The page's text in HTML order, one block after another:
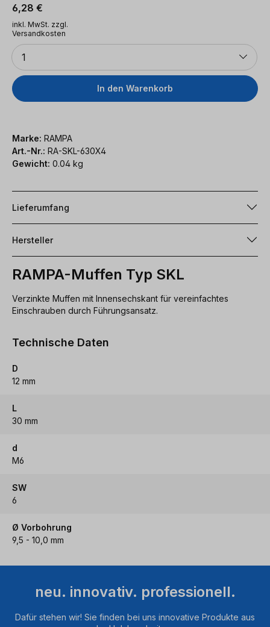
Regulärer Preis:
6,28 €
inkl. MwSt. zzgl.
Versandkosten
Anzahl
1
In den Warenkorb
Marke: RAMPA
Art.-Nr.: RA-SKL-630X4
Gewicht: 0.04 kg
Lieferumfang
Hersteller
RAMPA-Muffen Typ SKL
Verzinkte Muffen mit Innensechskant für vereinfachtes
Einschrauben durch Führungsansatz.
Technische Daten
D
12 mm
L
30 mm
d
M6
SW
6
Ø Vorbohrung
9,5 - 10,0 mm
neu. innovativ. professionell.
Dafür stehen wir! Sie finden bei uns innovative Produkte aus